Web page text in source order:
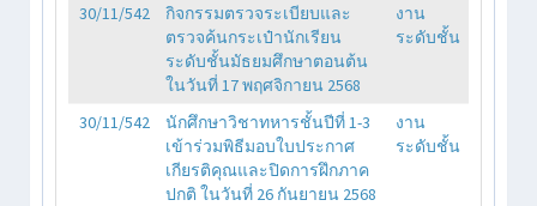
30/11/542
กิจกรรมตรวจระเบียบและ
ตรวจค้นกระเป๋านักเรียน
ระดับชั้นมัธยมศึกษาตอนต้น
ในวันที่ 17 พฤศจิกายน 2568
งาน
ระดับชั้น
30/11/542
นักศึกษาวิชาทหารชั้นปีที่ 1-3
เข้าร่วมพิธีมอบใบประกาศ
เกียรติคุณและปิดการฝึกภาค
ปกติ ในวันที่ 26 กันยายน 2568
งาน
ระดับชั้น